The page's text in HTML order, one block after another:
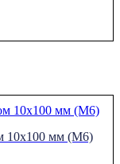
10х100 мм (М6)